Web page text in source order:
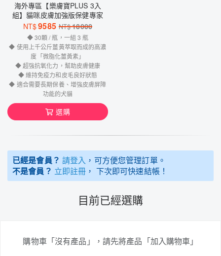
海外專區【樂膚寶PLUS 3入
組】貓咪皮膚加強版保健專家
NT$9585 NT$18000
◆ 30顆 / 瓶，一組 3 瓶
◆ 使用上千公斤薑黃萃取而成的高濃
度「微脂化薑黃素」
◆ 超強抗氧化力，幫助皮膚健康
◆ 維持免疫力和皮毛良好狀態
◆ 適合需要長期保養、增強皮膚屏障
功能的犬貓
選購
已經是會員？ 請登入 ，可方便您管理訂單。
不是會員？ 立即註冊 ， 下次即可快速結帳！
目前已經選購
購物車「沒有產品」，請先將產品「加入購物車」